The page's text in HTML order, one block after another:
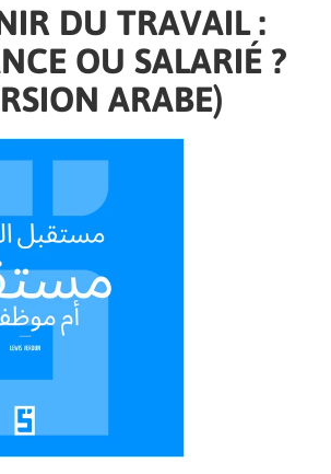
DU TRAVAIL :
OU SALARIÉ ?
ARABE)